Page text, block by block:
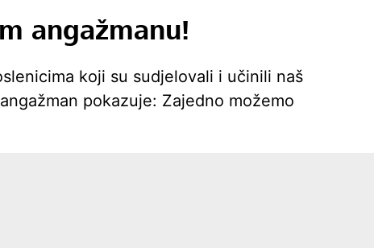
angažmanu!
koji su sudjelovali i učinili naš
pokazuje: Zajedno možemo